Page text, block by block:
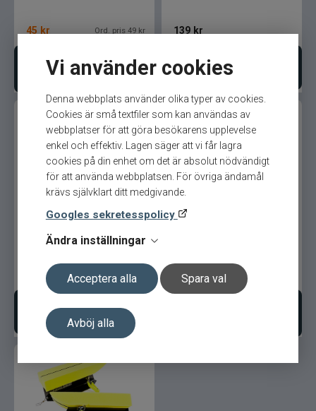
Vi använder cookies
Denna webbplats använder olika typer av cookies.
Cookies är små textfiler som kan användas av
webbplatser för att göra besökarens upplevelse
enkel och effektiv. Lagen säger att vi får lagra
cookies på din enhet om det är absolut nödvändigt
för att använda webbplatsen. För övriga ändamål
krävs självklart ditt medgivande.
Googles sekretesspolicy
Ändra inställningar
Acceptera alla Spara val
Avböj alla
45 kr Ord. pris 49 kr
Lägg i varukorgen
139 kr
Bevaka produkt
kr
Bevaka produkt
Medium
599 kr